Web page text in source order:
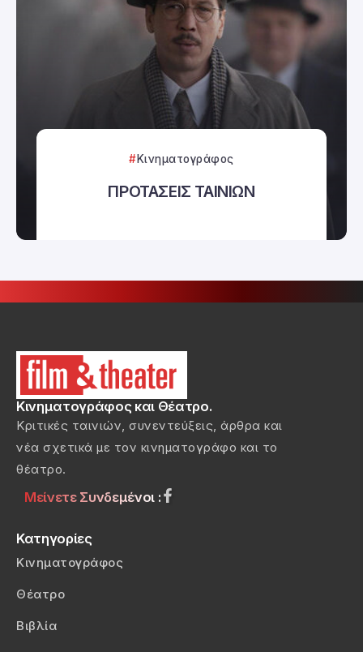
Κινηματογράφος
ΠΡΟΤΑΣΕΙΣ ΤΑΙΝΙΩΝ
Κινηματογράφος και Θέατρο.
Κριτικές ταινιών, συνεντεύξεις, άρθρα και
νέα σχετικά με τον κινηματογράφο και το
θέατρο.
Μείνετε Συνδεμένοι :
Κατηγορίες
Κινηματογράφος
Θέατρο
Βιβλία